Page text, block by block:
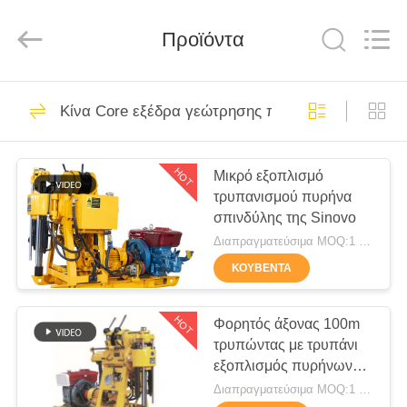
ΣΠΊΤΙ
ΠΡΟΪΌΝΤΑ
ΕΜΦΆΝΙΣΗ
VR
ΠΕΡΊΠΟΥ
ΕΜΕΊΣ
ΓΎΡΟΣ
Heavy
Industry
Rights
Υδραυλικός
διακόπτης σωρών
περιστροφική
γεωτρύπανα
68
Προϊόντα
Κίνα Core εξέδρα γεώτρησης πετρελαίου
HOT
Μικρό εξοπλισμό
τρυπανισμού πυρήνα
σπινδύλης της Sinovo
Διαπραγματεύσιμα MOQ:1 σύνολο
ΚΟΥΒΈΝΤΑ
HOT
Φορητός άξονας 100m
τρυπώντας με τρυπάνι
εξοπλισμός πυρήνων
κτυπήματος 450mm
Διαπραγματεύσιμα MOQ:1 σύνολο